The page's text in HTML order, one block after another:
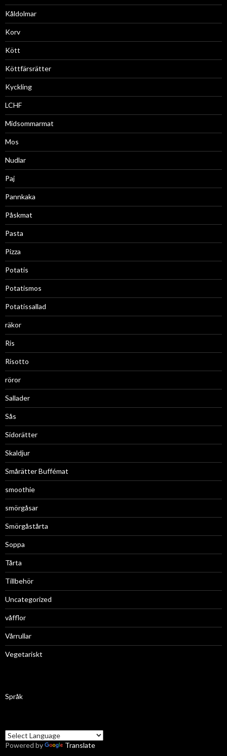
Kåldolmar
Korv
Kött
Köttfärsrätter
Kyckling
LCHF
Midsommarmat
Mos
Nudlar
Paj
Pannkaka
Påskmat
Pasta
Pizza
Potatis
Potatismos
Potatissallad
räkor
Ris
Risotto
röror
Sallader
Sås
Sidorätter
Skaldjur
Smårätter Buffémat
smoothie
smörgåsar
Smörgåstårta
Soppa
Tårta
Tillbehör
Uncategorized
våfflor
Vårrullar
Vegetariskt
Språk
Powered by Translate